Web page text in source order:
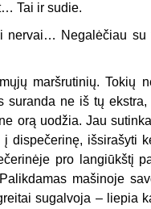
Tai ir sudie.
nervai… Negalėčiau
maršrutinių. Tokių
suranda ne iš tų
orą uodžia. Jau
dispečerinę, išsirašyti
pro langiūkštį
mašinoje
sugalvoja – liepia